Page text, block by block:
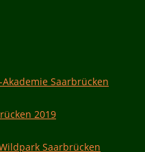
Saarbrücken
2019
Saarbrücken